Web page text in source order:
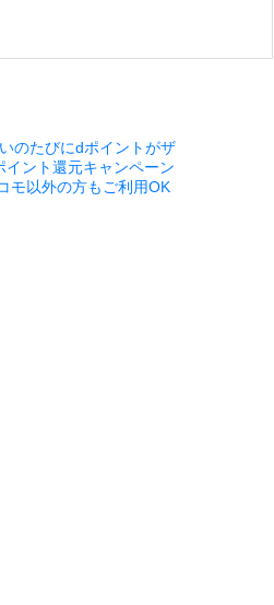
のたびにdポイントがザ
イント還元キャンペーン
モ以外の方もご利用OK